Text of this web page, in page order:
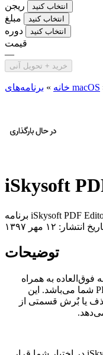
ریجن
انتخاب کنید
مبلغ انتخاب کنید
دوره انتخاب کنید
قیمت
—
خرید + تحویل آنی
خانه » برنامه‌های macOS
iSkysoft
انتشار: ۱۲ مهر ۱۳۹۷
توضیحات
فوق‌العاده به همراه
ابزار‌های بسیار جهت ویرایش فایل‌های PDF شما می‌باشد. این
یا بٌرش قسمتی از